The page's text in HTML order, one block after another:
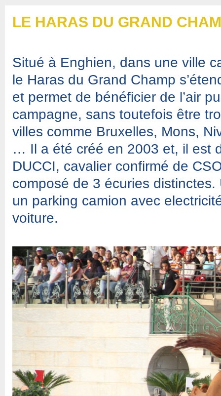
LE HARAS DU GRAND
Situé à Enghien, dans une ville
le Haras du Grand Champ
et permet de bénéficier de l’air
campagne, sans toutefois être
villes comme Bruxelles, Mons,
… Il a été créé en 2003 et, il est
DUCCI, cavalier confirmé de
composé de 3 écuries
un parking camion avec
voiture.